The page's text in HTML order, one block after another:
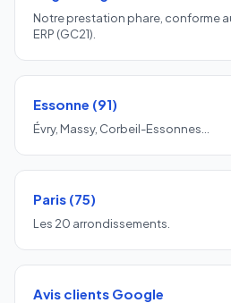
Notre prestation phare, conforme
ERP (GC21).
Essonne (91)
Évry, Massy, Corbeil-Essonnes…
Paris (75)
Les 20 arrondissements.
Avis clients Google